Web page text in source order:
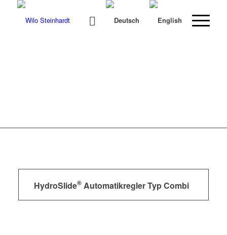
HydroSlide®Automatikregler Typ Combi